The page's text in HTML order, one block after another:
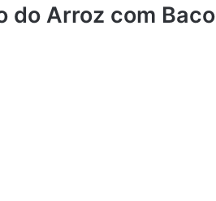
do Arroz com